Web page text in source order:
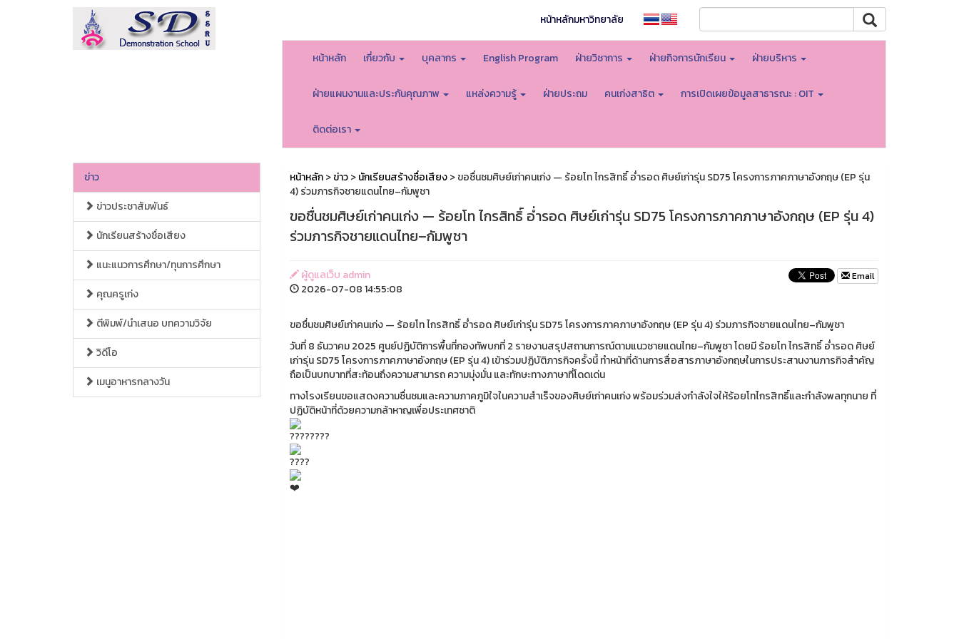
หน้าหลักมหาวิทยาลัย
หน้าหลัก เกี่ยวกับ บุคลากร English Program ฝ่ายวิชาการ ฝ่ายกิจการนักเรียน ฝ่ายบริหาร
ฝ่ายแผนงานและประกันคุณภาพ แหล่งความรู้ ฝ่ายประถม คนเก่งสาธิต การเปิดเผยข้อมูลสาธารณะ : OIT
ติดต่อเรา
ข่าว
ข่าวประชาสัมพันธ์
นักเรียนสร้างชื่อเสียง
แนะแนวการศึกษา/ทุนการศึกษา
คุณครูเก่ง
ตีพิมพ์/นำเสนอ บทความวิจัย
วิดีโอ
เมนูอาหารกลางวัน
หน้าหลัก>ข่าว>นักเรียนสร้างชื่อเสียง> ขอชื่นชมศิษย์เก่าคนเก่ง — ร้อยโท ไกรสิทธิ์ อ่ำรอด ศิษย์เก่ารุ่น SD75 โครงการภาคภาษาอังกฤษ (EP รุ่น
4) ร่วมภารกิจชายแดนไทย–กัมพูชา
ขอชื่นชมศิษย์เก่าคนเก่ง — ร้อยโท ไกรสิทธิ์ อ่ำรอด ศิษย์เก่ารุ่น SD75 โครงการภาคภาษาอังกฤษ (EP รุ่น 4)
ร่วมภารกิจชายแดนไทย–กัมพูชา
ผู้ดูแลเว็บ admin
2026-07-08 14:55:08
Email
ขอชื่นชมศิษย์เก่าคนเก่ง — ร้อยโท ไกรสิทธิ์ อ่ำรอด ศิษย์เก่ารุ่น SD75 โครงการภาคภาษาอังกฤษ (EP รุ่น 4) ร่วมภารกิจชายแดนไทย–กัมพูชา
วันที่ 8 ธันวาคม 2025 ศูนย์ปฏิบัติการพื้นที่กองทัพบกที่ 2 รายงานสรุปสถานการณ์ตามแนวชายแดนไทย–กัมพูชา โดยมี ร้อยโท ไกรสิทธิ์ อ่ำรอด ศิษย์
เก่ารุ่น SD75 โครงการภาคภาษาอังกฤษ (EP รุ่น 4) เข้าร่วมปฏิบัติภารกิจครั้งนี้ ทำหน้าที่ด้านการสื่อสารภาษาอังกฤษในการประสานงานภารกิจสำคัญ
ถือเป็นบทบาทที่สะท้อนถึงความสามารถ ความมุ่งมั่น และทักษะทางภาษาที่โดดเด่น
ทางโรงเรียนขอแสดงความชื่นชมและความภาคภูมิใจในความสำเร็จของศิษย์เก่าคนเก่ง พร้อมร่วมส่งกำลังใจให้ร้อยโทไกรสิทธิ์และกำลังพลทุกนาย ที่
ปฏิบัติหน้าที่ด้วยความกล้าหาญเพื่อประเทศชาติ